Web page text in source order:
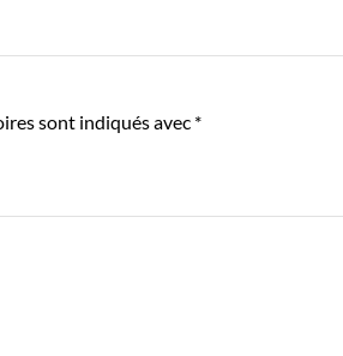
sont indiqués avec *